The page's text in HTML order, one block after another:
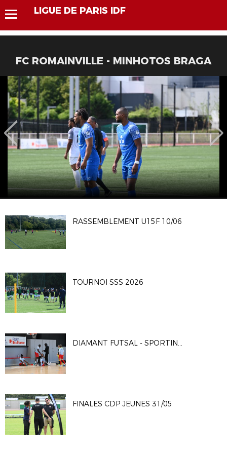
LIGUE DE PARIS IDF
FC ROMAINVILLE - MINHOTOS BRAGA
RASSEMBLEMENT U15F 10/06
TOURNOI SSS 2026
DIAMANT FUTSAL - SPORTING CLUB PARIS 4-2
FINALES CDP JEUNES 31/05